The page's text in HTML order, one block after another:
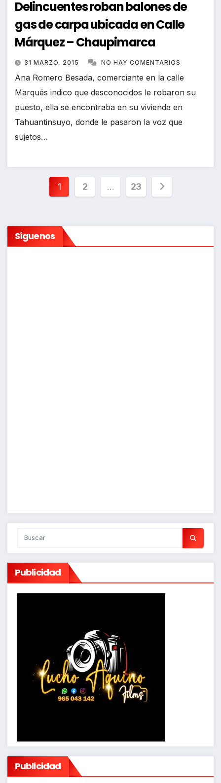
Delincuentes roban balones de
gas de carpa ubicada en Calle
Márquez – Chaupimarca
31 MARZO, 2015 NO HAY COMENTARIOS
Ana Romero Besada, comerciante en la calle
Marqués indico que desconocidos le robaron su
puesto, ella se encontraba en su vivienda en
Tahuantinsuyo, donde le pasaron la voz que
sujetos…
Paginación
entradas
1 2 … 23
Síguenos
Publicidad
Publicidad